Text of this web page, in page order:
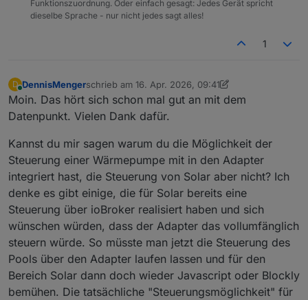
Funktionszuordnung. Oder einfach gesagt: Jedes Gerät spricht
dieselbe Sprache - nur nicht jedes sagt alles!
1
D
Online
DennisMengerschrieb am 16. Apr. 2026, 09:41
zuletzt editiert von DennisMenger
Moin. Das hört sich schon mal gut an mit dem
Datenpunkt. Vielen Dank dafür.
Kannst du mir sagen warum du die Möglichkeit der
Steuerung einer Wärmepumpe mit in den Adapter
integriert hast, die Steuerung von Solar aber nicht? Ich
denke es gibt einige, die für Solar bereits eine
Steuerung über ioBroker realisiert haben und sich
wünschen würden, dass der Adapter das vollumfänglich
steuern würde. So müsste man jetzt die Steuerung des
Pools über den Adapter laufen lassen und für den
Bereich Solar dann doch wieder Javascript oder Blockly
bemühen. Die tatsächliche "Steuerungsmöglichkeit" für